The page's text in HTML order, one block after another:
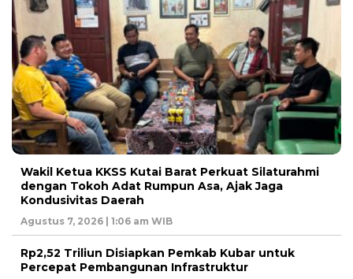
Wakil Ketua KKSS Kutai Barat Perkuat Silaturahmi
dengan Tokoh Adat Rumpun Asa, Ajak Jaga
Kondusivitas Daerah
Agustus 7, 2026 | 1:06 am WIB
Rp2,52 Triliun Disiapkan Pemkab Kubar untuk
Percepat Pembangunan Infrastruktur